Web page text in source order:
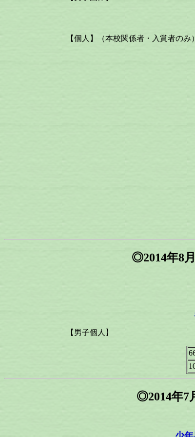
【個人】（本校関係者・入賞者のみ）
◎2014年8
【男子個人】
◎2014年7